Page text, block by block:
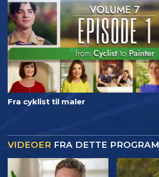
Fra cyklist til maler
VIDEOER FRA DETTE PROGRAM